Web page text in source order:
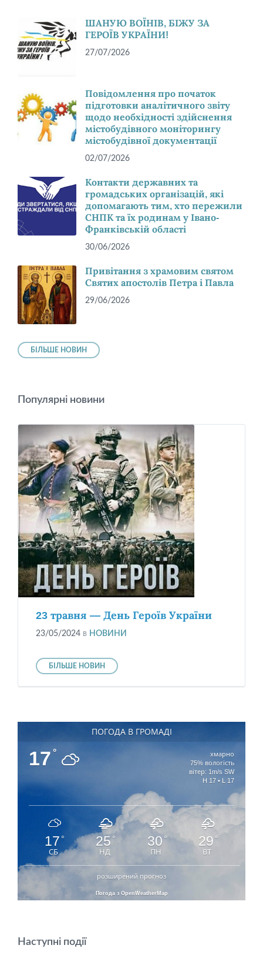
ШАНУЮ ВОЇНІВ, БІЖУ ЗА
ГЕРОЇВ УКРАЇНИ!
27/07/2026
Повідомлення про початок
підготовки аналітичного звіту
щодо необхідності здійснення
містобудівного моніторингу
містобудівної документації
02/07/2026
Контакти державних та
громадських організацій, які
допомагають тим, хто пережили
СНПК та їх родинам у Івано-
Франківській області
30/06/2026
Привітання з храмовим святом
Святих апостолів Петра і Павла
29/06/2026
БІЛЬШЕ НОВИН
Популярні новини
23 травня — День Героїв України
23/05/2024 в НОВИНИ
БІЛЬШЕ НОВИН
ПОГОДА В ГРОМАДІ
17 °
хмарно
75% вологість
вітер: 1m/s SW
H 17 • L 17
17 °
СБ
25°
НД
30 °
ПН
29 °
ВТ
розширений прогноз
Погода з OpenWeatherMap
Наступні події